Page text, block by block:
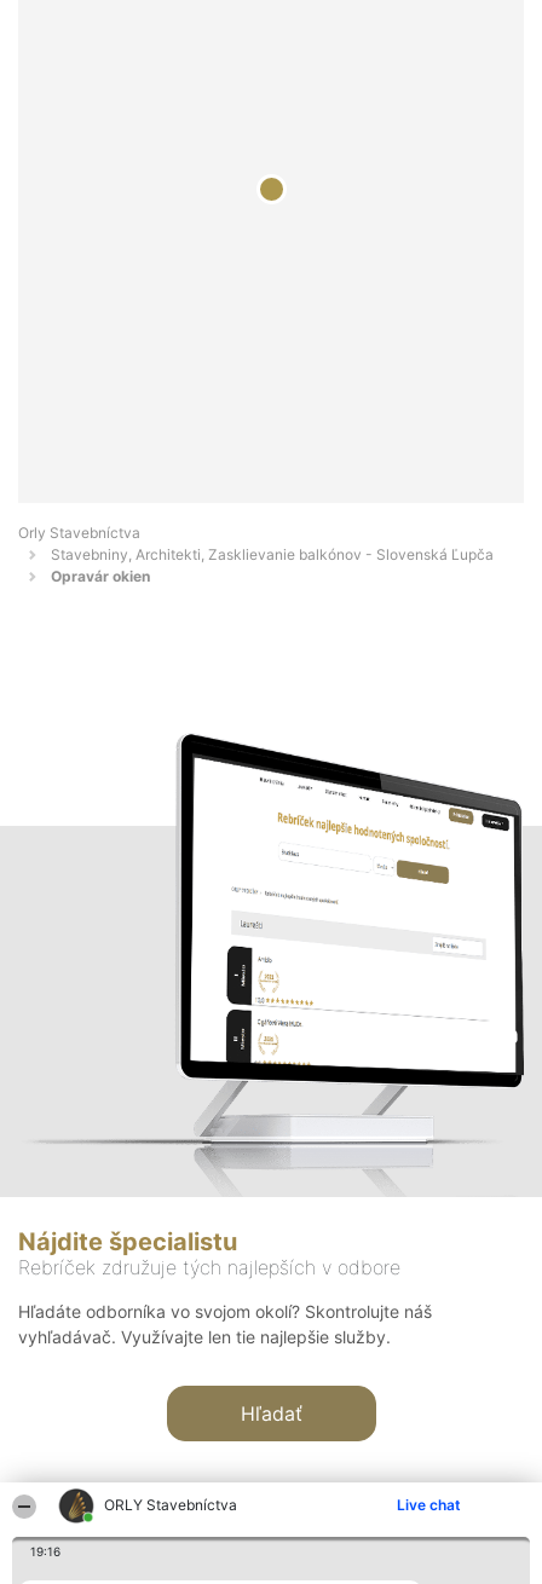
ORLY Stavebníctva Live chat
19:16
Orly Stavebníctva
Stavebniny, Architekti, Zasklievanie balkónov - Slovenská Ľupča
Opravár okien
Nájdite špecialistu
Rebríček združuje tých najlepších v odbore
Hľadáte odborníka vo svojom okolí? Skontrolujte náš
vyhľadávač. Využívajte len tie najlepšie služby.
Hľadať